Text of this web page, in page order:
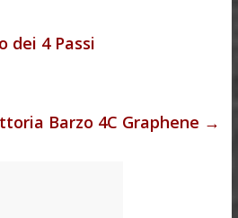
dei 4 Passi
Barzo 4C Graphene →